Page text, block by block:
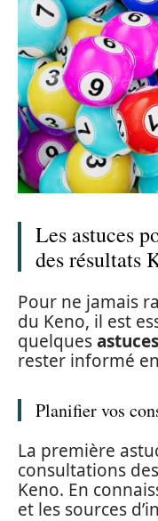
Les astuces
des résultats
Pour ne jamais
du Keno, il est
quelquesastuces
rester informé
Planifier vos
La première
consultations
Keno. En
et les sources